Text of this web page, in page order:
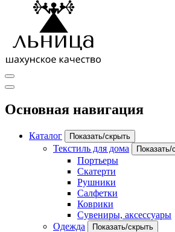
Основная навигация
Каталог Показать/скрыть
Текстиль для дома Показать/
Портьеры
Скатерти
Рушники
Салфетки
Коврики
Сувениры, аксессуары
Одежда
Показать/скрыть